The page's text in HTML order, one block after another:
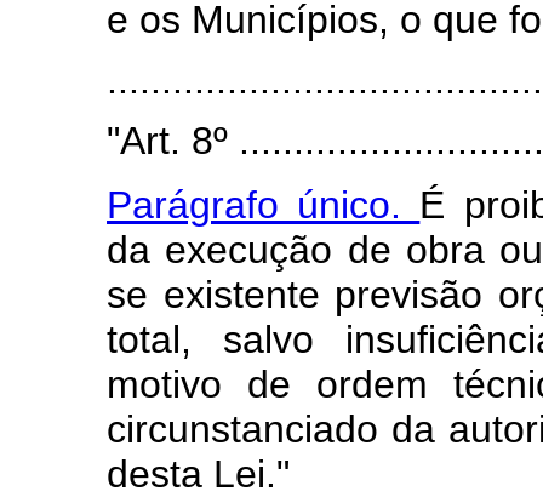
e os Municípios, o que
"Art. 8º
Parágrafo único. É
da execução de obra
se existente previsão
total, salvo
motivo de ordem
circunstanciado da
desta Lei."